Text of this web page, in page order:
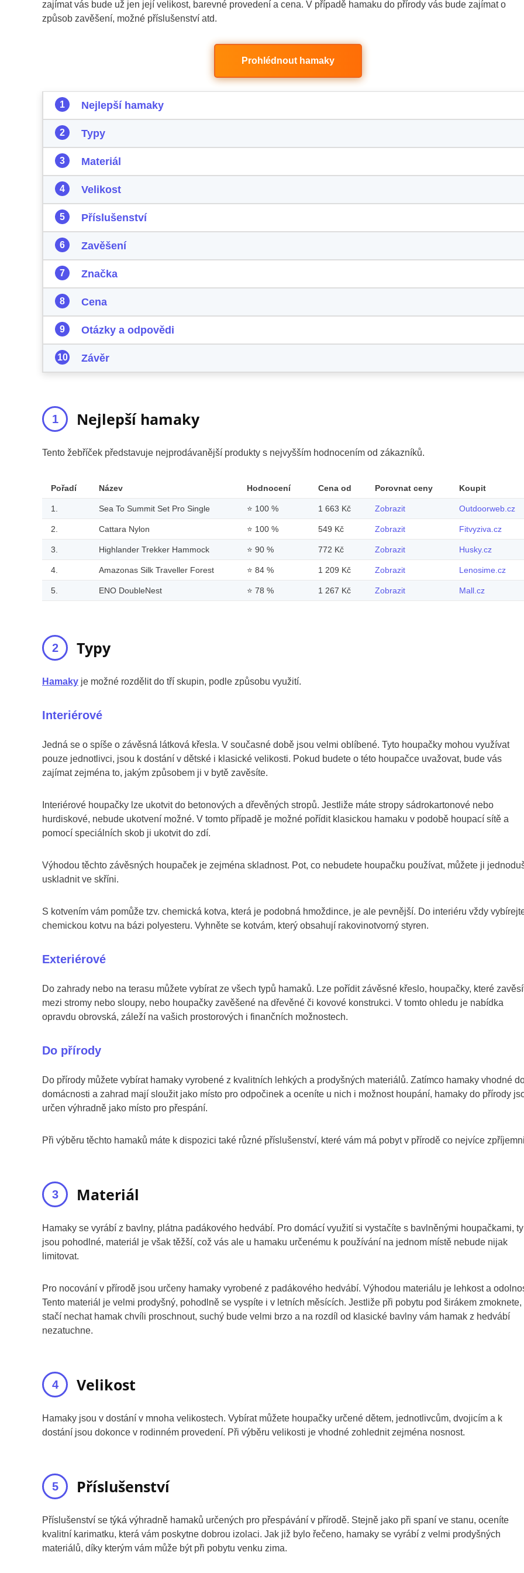
zajímat vás bude už jen její velikost, barevné provedení a cena. V případě hamaku do přírody vás bude zajímat o
způsob zavěšení, možné příslušenství atd.
Prohlédnout hamaky
Nejlepší hamaky
Typy
Materiál
Velikost
Příslušenství
Zavěšení
Značka
Cena
Otázky a odpovědi
Závěr
Nejlepší hamaky
Tento žebříček představuje nejprodávanější produkty s nejvyšším hodnocením od zákazníků.
Pořadí Název Hodnocení Cena od Porovnat ceny Koupit
1. Sea To Summit Set Pro Single ⭐ 100 % 1 663 Kč Zobrazit Outdoorweb.cz
2. Cattara Nylon ⭐ 100 % 549 Kč Zobrazit Fitvyziva.cz
3. Highlander Trekker Hammock ⭐ 90 % 772 Kč Zobrazit Husky.cz
4. Amazonas Silk Traveller Forest ⭐ 84 % 1 209 Kč Zobrazit Lenosime.cz
5. ENO DoubleNest ⭐ 78 % 1 267 Kč Zobrazit Mall.cz
Typy
Hamaky je možné rozdělit do tří skupin, podle způsobu využití.
Interiérové
Jedná se o spíše o závěsná látková křesla. V současné době jsou velmi oblíbené. Tyto houpačky mohou využívat
pouze jednotlivci, jsou k dostání v dětské i klasické velikosti. Pokud budete o této houpačce uvažovat, bude vás
zajímat zejména to, jakým způsobem ji v bytě zavěsíte.
Interiérové houpačky lze ukotvit do betonových a dřevěných stropů. Jestliže máte stropy sádrokartonové nebo
hurdiskové, nebude ukotvení možné. V tomto případě je možné pořídit klasickou hamaku v podobě houpací sítě a
pomocí speciálních skob ji ukotvit do zdí.
Výhodou těchto závěsných houpaček je zejména skladnost. Pot, co nebudete houpačku používat, můžete ji
uskladnit ve skříni.
S kotvením vám pomůže tzv. chemická kotva, která je podobná hmoždince, je ale pevnější. Do interiéru vždy
chemickou kotvu na bázi polyesteru. Vyhněte se kotvám, který obsahují rakovinotvorný styren.
Exteriérové
Do zahrady nebo na terasu můžete vybírat ze všech typů hamaků. Lze pořídit závěsné křeslo, houpačky, které
mezi stromy nebo sloupy, nebo houpačky zavěšené na dřevěné či kovové konstrukci. V tomto ohledu je nabídka
opravdu obrovská, záleží na vašich prostorových i finančních možnostech.
Do přírody
Do přírody můžete vybírat hamaky vyrobené z kvalitních lehkých a prodyšných materiálů. Zatímco hamaky vhodné
domácnosti a zahrad mají sloužit jako místo pro odpočinek a oceníte u nich i možnost houpání, hamaky do přírody
určen výhradně jako místo pro přespání.
Při výběru těchto hamaků máte k dispozici také různé příslušenství, které vám má pobyt v přírodě co nejvíce
Materiál
Hamaky se vyrábí z bavlny, plátna padákového hedvábí. Pro domácí využití si vystačíte s bavlněnými houpačkami, ty
jsou pohodlné, materiál je však těžší, což vás ale u hamaku určenému k používání na jednom místě nebude nijak
limitovat.
Pro nocování v přírodě jsou určeny hamaky vyrobené z padákového hedvábí. Výhodou materiálu je lehkost a
Tento materiál je velmi prodyšný, pohodlně se vyspíte i v letních měsících. Jestliže při pobytu pod širákem zmoknete,
stačí nechat hamak chvíli proschnout, suchý bude velmi brzo a na rozdíl od klasické bavlny vám hamak z hedvábí
nezatuchne.
Velikost
Hamaky jsou v dostání v mnoha velikostech. Vybírat můžete houpačky určené dětem, jednotlivcům, dvojicím a k
dostání jsou dokonce v rodinném provedení. Při výběru velikosti je vhodné zohlednit zejména nosnost.
Příslušenství
Příslušenství se týká výhradně hamaků určených pro přespávání v přírodě. Stejně jako při spaní ve stanu, oceníte
kvalitní karimatku, která vám poskytne dobrou izolaci. Jak již bylo řečeno, hamaky se vyrábí z velmi prodyšných
materiálů, díky kterým vám může být při pobytu venku zima.